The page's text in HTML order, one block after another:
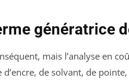
génératrice
mais l’analyse en
de solvant, de